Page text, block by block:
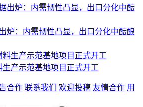
炉：内需韧性凸显，出口分化中酝酿
产示范基地项目正式开工
合作 联系我们 欢迎投稿 友情合作 用